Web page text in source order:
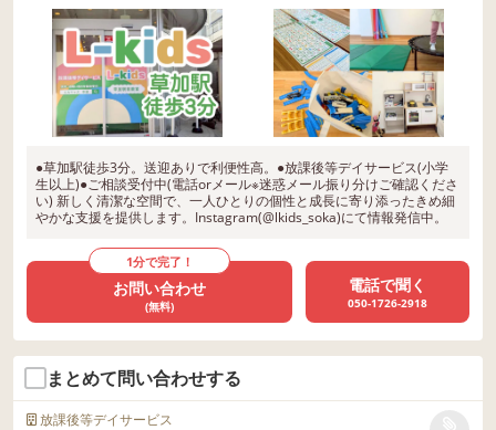
●草加駅徒歩3分。送迎ありで利便性高。●放課後等デイサービス(小学
生以上)●ご相談受付中(電話orメール※迷惑メール振り分けご確認くださ
い) 新しく清潔な空間で、一人ひとりの個性と成長に寄り添ったきめ細
やかな支援を提供します。Instagram(@lkids_soka)にて情報発信中。
1分で完了！
お問い合わせ
(無料)
電話で聞く
050-1726-2918
まとめて問い合わせする
放課後等デイサービス